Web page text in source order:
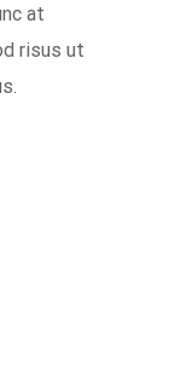
at
risus ut